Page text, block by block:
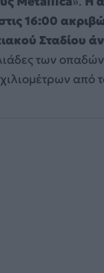
16:00
Σταδίου
των
από